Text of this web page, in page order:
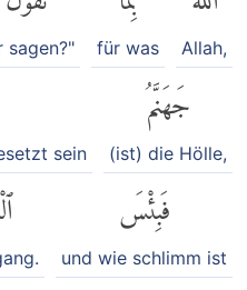
Allah,
für was
sagen?"
جَهَنَّمُ
(ist) die Hölle,
sein
فَبِئْسَ
und wie schlimm ist